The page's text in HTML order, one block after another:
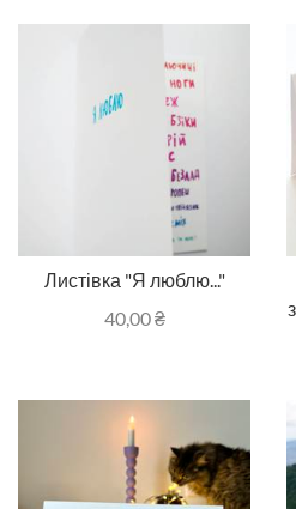
Листівка "Я люблю..."
40,00₴